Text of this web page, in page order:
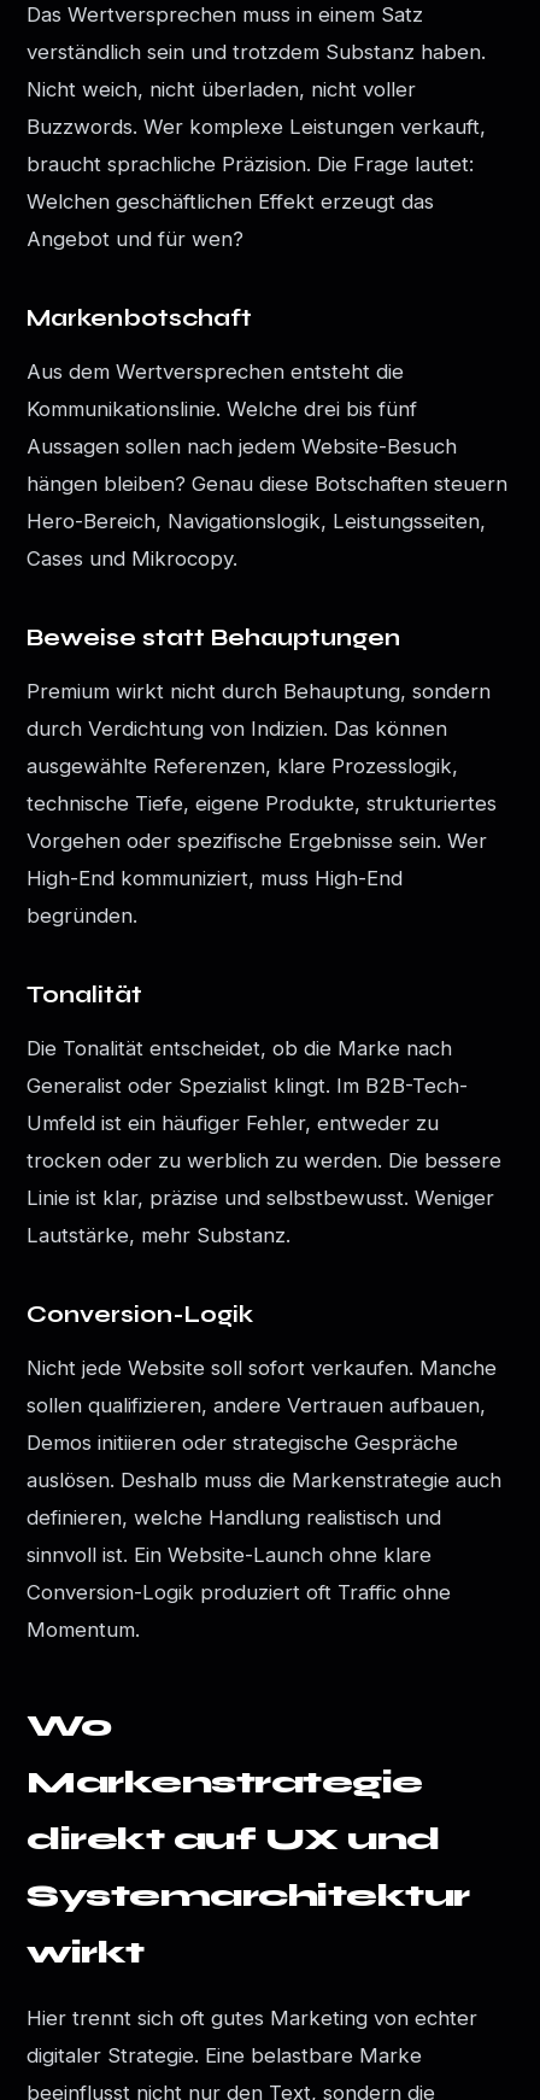
Das Wertversprechen muss in einem Satz
verständlich sein und trotzdem Substanz haben.
Nicht weich, nicht überladen, nicht voller
Buzzwords. Wer komplexe Leistungen verkauft,
braucht sprachliche Präzision. Die Frage lautet:
Welchen geschäftlichen Effekt erzeugt das
Angebot und für wen?
Markenbotschaft
Aus dem Wertversprechen entsteht die
Kommunikationslinie. Welche drei bis fünf
Aussagen sollen nach jedem Website-Besuch
hängen bleiben? Genau diese Botschaften steuern
Hero-Bereich, Navigationslogik, Leistungsseiten,
Cases und Mikrocopy.
Beweise statt Behauptungen
Premium wirkt nicht durch Behauptung, sondern
durch Verdichtung von Indizien. Das können
ausgewählte Referenzen, klare Prozesslogik,
technische Tiefe, eigene Produkte, strukturiertes
Vorgehen oder spezifische Ergebnisse sein. Wer
High-End kommuniziert, muss High-End
begründen.
Tonalität
Die Tonalität entscheidet, ob die Marke nach
Generalist oder Spezialist klingt. Im B2B-Tech-
Umfeld ist ein häufiger Fehler, entweder zu
trocken oder zu werblich zu werden. Die bessere
Linie ist klar, präzise und selbstbewusst. Weniger
Lautstärke, mehr Substanz.
Conversion-Logik
Nicht jede Website soll sofort verkaufen. Manche
sollen qualifizieren, andere Vertrauen aufbauen,
Demos initiieren oder strategische Gespräche
auslösen. Deshalb muss die Markenstrategie auch
definieren, welche Handlung realistisch und
sinnvoll ist. Ein Website-Launch ohne klare
Conversion-Logik produziert oft Traffic ohne
Momentum.
Wo
Markenstrategie
direkt auf UX und
Systemarchitektur
wirkt
Hier trennt sich oft gutes Marketing von echter
digitaler Strategie. Eine belastbare Marke
beeinflusst nicht nur den Text, sondern die